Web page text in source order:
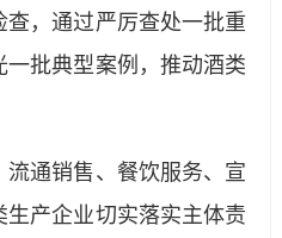
，通过严厉查处一批重
批典型案例，推动酒类
通销售、餐饮服务、宣
产企业切实落实主体责